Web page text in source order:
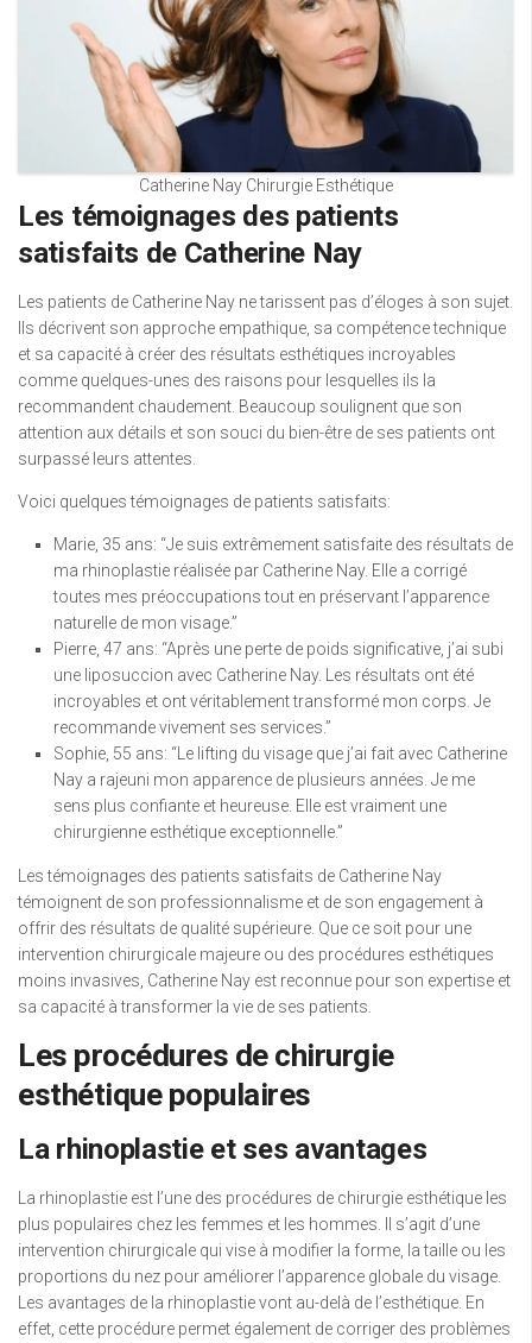
Catherine Nay Chirurgie Esthétique
Les témoignages des patients
satisfaits de Catherine Nay
Les patients de Catherine Nay ne tarissent pas d’éloges à son sujet.
Ils décrivent son approche empathique, sa compétence technique
et sa capacité à créer des résultats esthétiques incroyables
comme quelques-unes des raisons pour lesquelles ils la
recommandent chaudement. Beaucoup soulignent que son
attention aux détails et son souci du bien-être de ses patients ont
surpassé leurs attentes.
Voici quelques témoignages de patients satisfaits:
Marie, 35 ans: “Je suis extrêmement satisfaite des résultats de
ma rhinoplastie réalisée par Catherine Nay. Elle a corrigé
toutes mes préoccupations tout en préservant l’apparence
naturelle de mon visage.”
Pierre, 47 ans: “Après une perte de poids significative, j’ai subi
une liposuccion avec Catherine Nay. Les résultats ont été
incroyables et ont véritablement transformé mon corps. Je
recommande vivement ses services.”
Sophie, 55 ans: “Le lifting du visage que j’ai fait avec Catherine
Nay a rajeuni mon apparence de plusieurs années. Je me
sens plus confiante et heureuse. Elle est vraiment une
chirurgienne esthétique exceptionnelle.”
Les témoignages des patients satisfaits de Catherine Nay
témoignent de son professionnalisme et de son engagement à
offrir des résultats de qualité supérieure. Que ce soit pour une
intervention chirurgicale majeure ou des procédures esthétiques
moins invasives, Catherine Nay est reconnue pour son expertise et
sa capacité à transformer la vie de ses patients.
Les procédures de chirurgie
esthétique populaires
La rhinoplastie et ses avantages
La rhinoplastie est l’une des procédures de chirurgie esthétique les
plus populaires chez les femmes et les hommes. Il s’agit d’une
intervention chirurgicale qui vise à modifier la forme, la taille ou les
proportions du nez pour améliorer l’apparence globale du visage.
Les avantages de la rhinoplastie vont au-delà de l’esthétique. En
effet, cette procédure permet également de corriger des problèmes